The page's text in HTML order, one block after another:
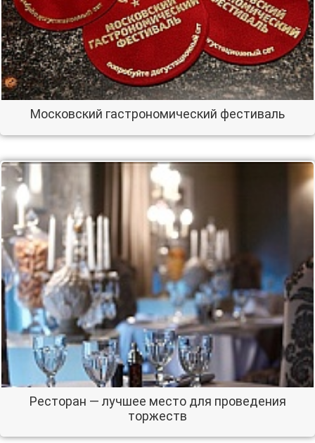
Московский гастрономический фестиваль
Ресторан — лучшее место для проведения
торжеств